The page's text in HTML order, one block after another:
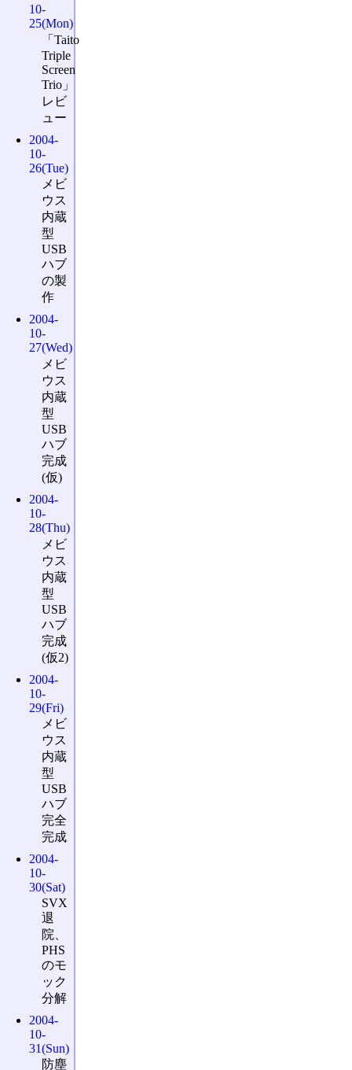
10-
25(Mon)
「Taito
Triple
Screen
Trio」
レビ
ュー
2004-
10-
26(Tue)
メビ
ウス
内蔵
型
USB
ハブ
の製
作
2004-
10-
27(Wed)
メビ
ウス
内蔵
型
USB
ハブ
完成
(仮)
2004-
10-
28(Thu)
メビ
ウス
内蔵
型
USB
ハブ
完成
(仮2)
2004-
10-
29(Fri)
メビ
ウス
内蔵
型
USB
ハブ
完全
完成
2004-
10-
30(Sat)
SVX
退
院、
PHS
のモ
ック
分解
2004-
10-
31(Sun)
防塵